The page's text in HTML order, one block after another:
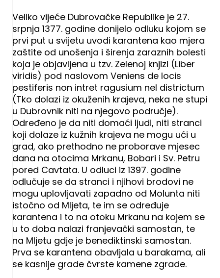
Veliko vijeće Dubrovačke Republike je 27.
srpnja 1377. godine donijelo odluku kojom se
prvi put u svijetu uvodi karantena kao mjera
zaštite od unošenja i širenja zaraznih bolesti
koja je objavljena u tzv. Zelenoj knjizi (Liber
viridis) pod naslovom Veniens de locis
pestiferis non intret ragusium nel districtum
(Tko dolazi iz okuženih krajeva, neka ne stupi
u Dubrovnik niti na njegovo područje).
Određeno je da niti domaći ljudi, niti stranci
koji dolaze iz kužnih krajeva ne mogu ući u
grad, ako prethodno ne proborave mjesec
dana na otocima Mrkanu, Bobari i Sv. Petru
pored Cavtata. U odluci iz 1397. godine
odlučuje se da stranci i njihovi brodovi ne
mogu uplovljavati zapadno od Molunta niti
istočno od Mljeta, te im se određuje
karantena i to na otoku Mrkanu na kojem se
u to doba nalazi franjevački samostan, te
na Mljetu gdje je benediktinski samostan.
Prva se karantena obavljala u barakama, ali
se kasnije grade čvrste kamene zgrade.